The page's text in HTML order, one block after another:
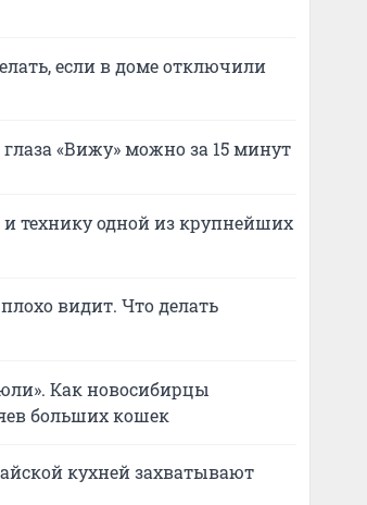
если в доме отключили
«Вижу» можно за 15 минут
и технику одной из крупнейших
видит. Что делать
Как новосибирцы
больших кошек
кухней захватывают